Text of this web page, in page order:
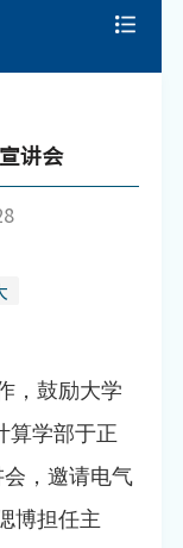
讲会
，鼓励大学
算学部于正
，邀请电气
博担任主